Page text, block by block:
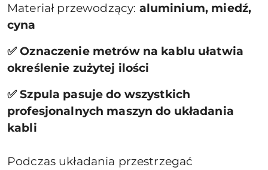
Materiał przewodzący: aluminium, miedź,
cyna
✅ Oznaczenie metrów na kablu ułatwia
określenie zużytej ilości
✅ Szpula pasuje do wszystkich
profesjonalnych maszyn do układania
kabli
Podczas układania przestrzegać